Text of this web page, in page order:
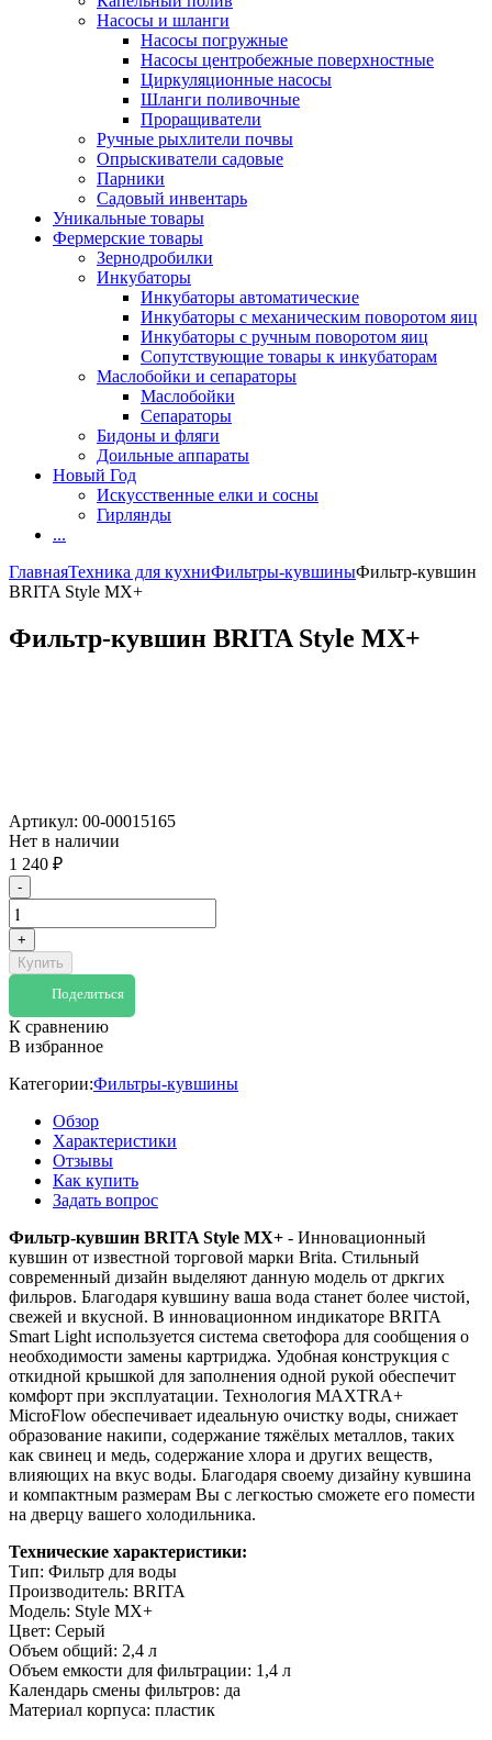
Насосы и шланги
Насосы погружные
Насосы центробежные поверхностные
Циркуляционные насосы
Шланги поливочные
Проращиватели
Ручные рыхлители почвы
Опрыскиватели садовые
Парники
Садовый инвентарь
Уникальные товары
Фермерские товары
Зернодробилки
Инкубаторы
Инкубаторы автоматические
Инкубаторы с механическим поворотом яиц
Инкубаторы с ручным поворотом яиц
Сопутствующие товары к инкубаторам
Маслобойки и сепараторы
Маслобойки
Сепараторы
Бидоны и фляги
Доильные аппараты
Новый Год
Искусственные елки и сосны
Гирлянды
...
ГлавнаяТехника для кухниФильтры-кувшиныФильтр-кувшин
BRITA Style MX+
Фильтр-кувшин BRITA Style MX+
Артикул: 00-00015165
Нет в наличии
1 240 ₽
-
+
Купить
Поделиться
К сравнению
В избранное
Категории:Фильтры-кувшины
Обзор
Характеристики
Отзывы
Как купить
Задать вопрос
Фильтр-кувшин BRITA Style MX+ - Инновационный
кувшин от известной торговой марки Brita. Стильный
современный дизайн выделяют данную модель от дркгих
фильров. Благодаря кувшину ваша вода станет более чистой,
свежей и вкусной. В инновационном индикаторе BRITA
Smart Light используется система светофора для сообщения о
необходимости замены картриджа. Удобная конструкция с
откидной крышкой для заполнения одной рукой обеспечит
комфорт при эксплуатации. Технология MAXTRA+
MicroFlow обеспечивает идеальную очистку воды, снижает
образование накипи, содержание тяжёлых металлов, таких
как свинец и медь, содержание хлора и других веществ,
влияющих на вкус воды. Благодаря своему дизайну кувшина
и компактным размерам Вы с легкостью сможете его помести
на дверцу вашего холодильника.
Технические характеристики:
Тип: Фильтр для воды
Производитель: BRITA
Модель: Style MX+
Цвет: Серый
Объем общий: 2,4 л
Объем емкости для фильтрации: 1,4 л
Календарь смены фильтров: да
Материал корпуса: пластик